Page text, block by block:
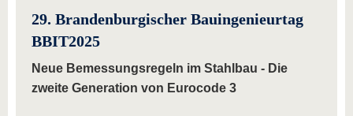
29. Brandenburgischer Bauingenieurtag
BBIT2025
Neue Bemessungsregeln im Stahlbau - Die
zweite Generation von Eurocode 3